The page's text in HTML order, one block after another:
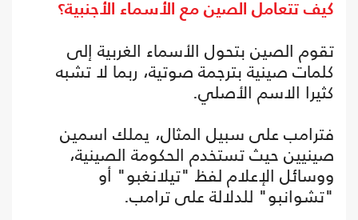
كيف تتعامل الصين مع الأسماء الأجنبية؟
تقوم الصين بتحول الأسماء الغربية إلى
كلمات صينية بترجمة صوتية، ربما لا تشبه
كثيرا الاسم الأصلي.
فترامب على سبيل المثال، يملك اسمين
صينيين حيث تستخدم الحكومة الصينية،
ووسائل الإعلام لفظ "تيلانغبو" أو
"تشوانبو" للدلالة على ترامب.